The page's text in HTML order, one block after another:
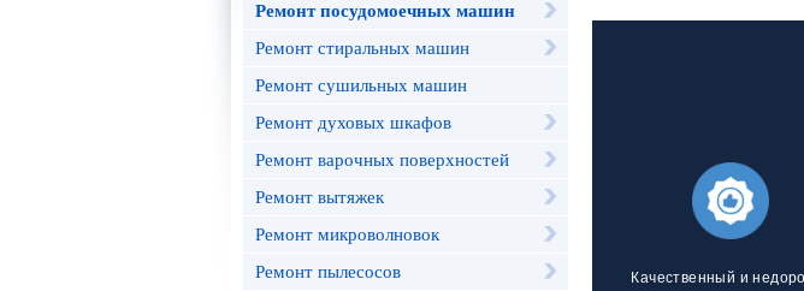
Ремонт посудомоечных машин
Ремонт стиральных машин
Ремонт сушильных машин
Ремонт духовых шкафов
Ремонт варочных поверхностей
Ремонт вытяжек
Ремонт микроволновок
Ремонт пылесосов
Качественный и